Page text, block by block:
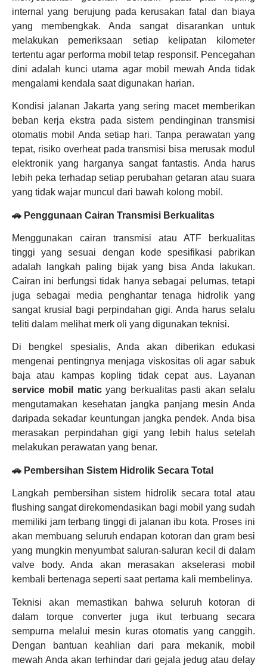
internal yang berujung pada kerusakan fatal dan biaya
yang membengkak. Anda sangat disarankan untuk
melakukan pemeriksaan setiap kelipatan kilometer
tertentu agar performa mobil tetap responsif. Pencegahan
dini adalah kunci utama agar mobil mewah Anda tidak
mengalami kendala saat digunakan harian.
Kondisi jalanan Jakarta yang sering macet memberikan
beban kerja ekstra pada sistem pendinginan transmisi
otomatis mobil Anda setiap hari. Tanpa perawatan yang
tepat, risiko overheat pada transmisi bisa merusak modul
elektronik yang harganya sangat fantastis. Anda harus
lebih peka terhadap setiap perubahan getaran atau suara
yang tidak wajar muncul dari bawah kolong mobil.
🚗 Penggunaan Cairan Transmisi Berkualitas
Menggunakan cairan transmisi atau ATF berkualitas
tinggi yang sesuai dengan kode spesifikasi pabrikan
adalah langkah paling bijak yang bisa Anda lakukan.
Cairan ini berfungsi tidak hanya sebagai pelumas, tetapi
juga sebagai media penghantar tenaga hidrolik yang
sangat krusial bagi perpindahan gigi. Anda harus selalu
teliti dalam melihat merk oli yang digunakan teknisi.
Di bengkel spesialis, Anda akan diberikan edukasi
mengenai pentingnya menjaga viskositas oli agar sabuk
baja atau kampas kopling tidak cepat aus. Layanan
service mobil maticyang berkualitas pasti akan selalu
mengutamakan kesehatan jangka panjang mesin Anda
daripada sekadar keuntungan jangka pendek. Anda bisa
merasakan perpindahan gigi yang lebih halus setelah
melakukan perawatan yang benar.
🚗 Pembersihan Sistem Hidrolik Secara Total
Langkah pembersihan sistem hidrolik secara total atau
flushing sangat direkomendasikan bagi mobil yang sudah
memiliki jam terbang tinggi di jalanan ibu kota. Proses ini
akan membuang seluruh endapan kotoran dan gram besi
yang mungkin menyumbat saluran-saluran kecil di dalam
valve body. Anda akan merasakan akselerasi mobil
kembali bertenaga seperti saat pertama kali membelinya.
Teknisi akan memastikan bahwa seluruh kotoran di
dalam torque converter juga ikut terbuang secara
sempurna melalui mesin kuras otomatis yang canggih.
Dengan bantuan keahlian dari para mekanik, mobil
mewah Anda akan terhindar dari gejala jedug atau delay